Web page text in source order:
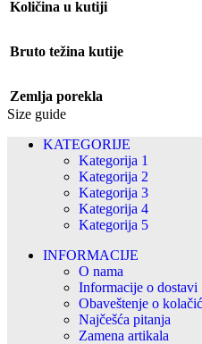
Količina u kutiji
Bruto težina kutije
Zemlja porekla
Size guide
KATEGORIJE
Kategorija 1
Kategorija 2
Kategorija 3
Kategorija 4
Kategorija 5
INFORMACIJE
O nama
Informacije o dostavi
Obaveštenje o
Najčešća pitanja
Zamena artikala